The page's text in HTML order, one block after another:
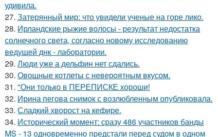
удивила.
27. Затерянный мир: что увидели ученые на горе лико.
28. Ирландские рыжие волосы - результат недостатка
солнечного света, согласно новому исследованию
ведущей днк - лаборатории.
29. Люди уже а дельфин нет сдались.
30. Овощные котлеты с невероятным вкусом.
31. "Они только в ПЕРЕПИСКЕ хороши!
32. Ирина пегова снимок с возлюбленным опубликовала.
33. Сладкий хворост на кефире.
34. Исторический момент: сразу 486 участников банды
MS - 13 одновременно предстали перед судом в одном